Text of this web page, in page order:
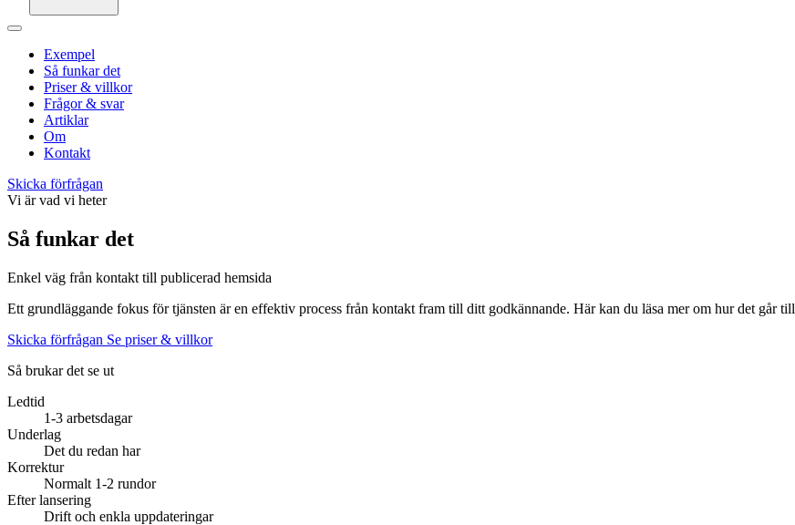
Exempel
Så funkar det
Priser & villkor
Frågor & svar
Artiklar
Om
Kontakt
Skicka förfrågan
Vi är vad vi heter
Så funkar det
Enkel väg från kontakt till publicerad hemsida
Ett grundläggande fokus för tjänsten är en effektiv process från kontakt fram till ditt godkännande. Här kan du läsa mer om hur det går till
Skicka förfrågan Se priser & villkor
Så brukar det se ut
Ledtid
1-3 arbetsdagar
Underlag
Det du redan har
Korrektur
Normalt 1-2 rundor
Efter lansering
Drift och enkla uppdateringar